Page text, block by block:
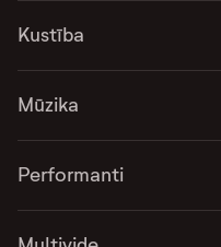
Kustība
Mūzika
Performanti